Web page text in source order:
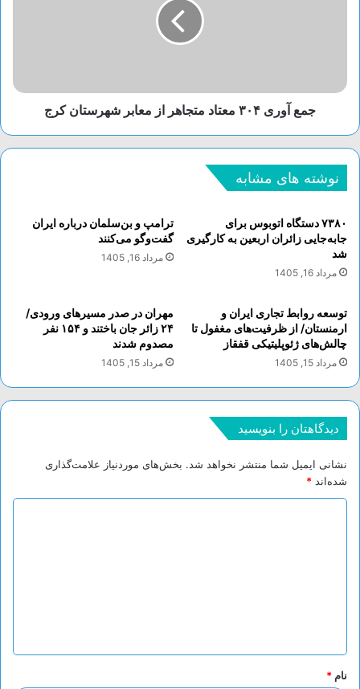
جمع آوری ۳۰۴ معتاد متجاهر از معابر شهرستان کرج
نوشته های مشابه
۷۳۸۰ دستگاه اتوبوس برای
جابه‌جایی زائران اربعین به کارگیری
شد
مرداد 16, 1405
ترامپ و بن‌سلمان درباره ایران
گفت‌و‌گو می‌کنند
مرداد 16, 1405
توسعه روابط تجاری ایران و
ارمنستان/ از ظرفیت‌های مغفول تا
چالش‌های ژئوپلیتیکی قفقاز
مرداد 15, 1405
مهران در صدر مسیر‌های ورودی/
۲۴ زائر جان باختند و ۱۵۴ نفر
مصدوم شدند
مرداد 15, 1405
دیدگاهتان را بنویسید
نشانی ایمیل شما منتشر نخواهد شد. بخش‌های موردنیاز علامت‌گذاری
شده‌اند *
*
نام *